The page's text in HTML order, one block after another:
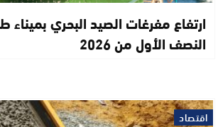
النصف الأول من 2026
اقتصاد